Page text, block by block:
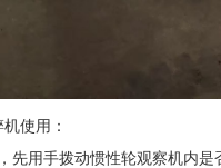
使用：
先用手拨动惯性轮观察机内